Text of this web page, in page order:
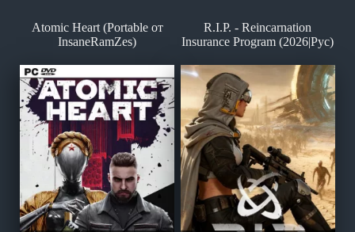
Atomic Heart (Portable от
InsaneRamZes)
R.I.P. - Reincarnation
Insurance Program (2026|Рус)